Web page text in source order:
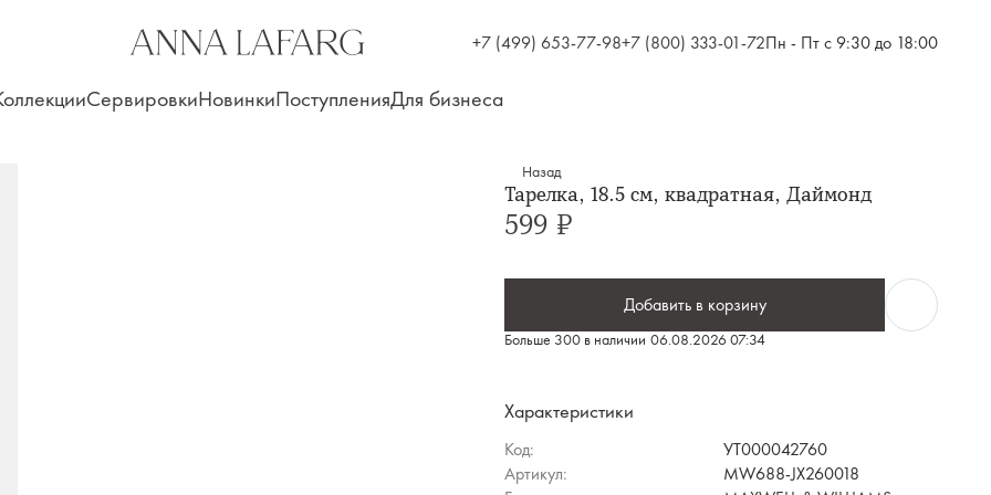
+7 (499) 653-77-98+7 (800) 333-01-72Пн - Пт с 9:30 до 18:00
СервировкиНовинкиПоступленияДля бизнеса
Назад
Тарелка, 18.5 см, квадратная, Даймонд
599 ₽
Больше 300 в наличии 06.08.2026 07:34
Добавить в корзину
Характеристики
Код:
УТ000042760
Артикул:
MW688-JX260018